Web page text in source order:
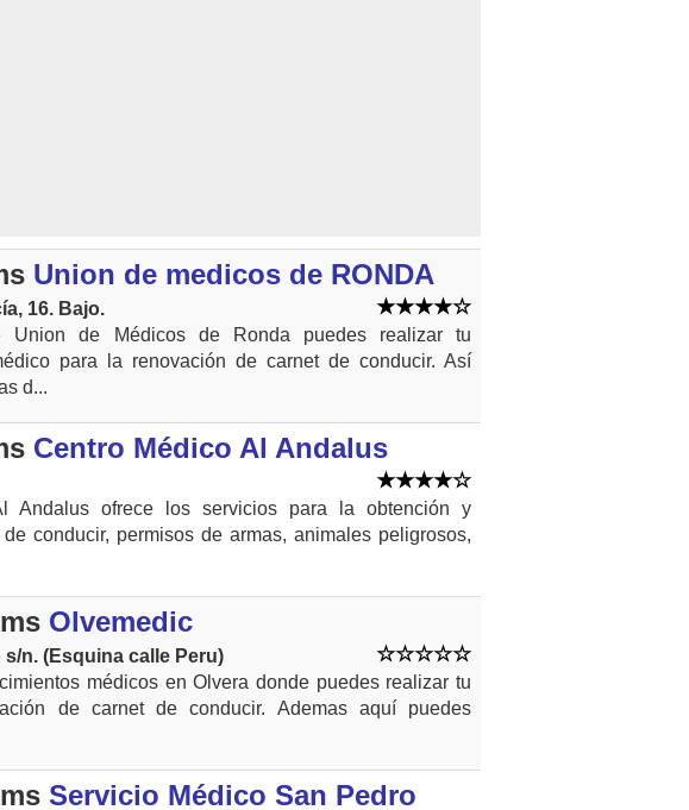
Union de medicos de RONDA
16. Bajo.
de Médicos de Ronda puedes realizar tu
para la renovación de carnet de conducir. Así
d...
Centro Médico Al Andalus
Andalus ofrece los servicios para la obtención y
conducir, permisos de armas, animales peligrosos,
Olvemedic
n. (Esquina calle Peru)
médicos en Olvera donde puedes realizar tu
de carnet de conducir. Ademas aquí puedes
Servicio Médico San Pedro